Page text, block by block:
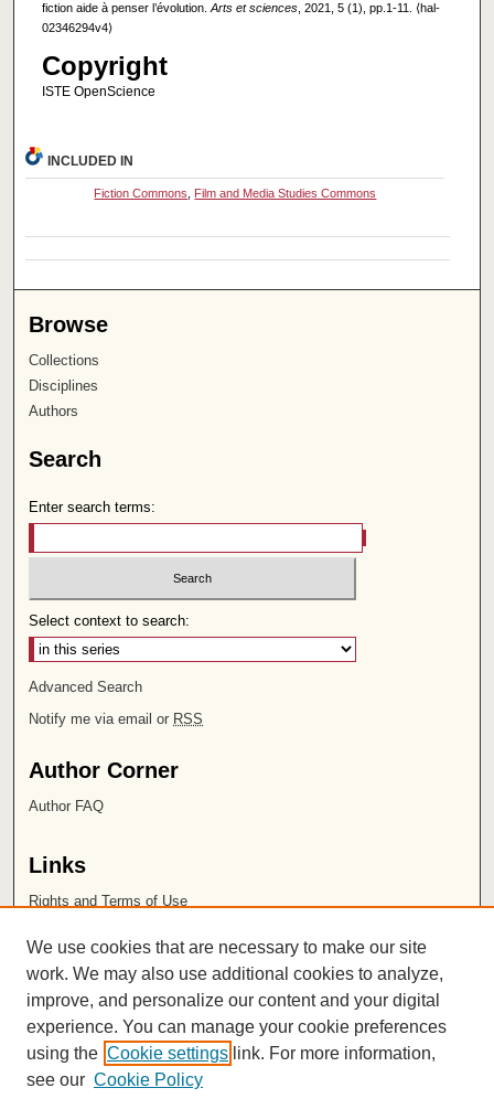
fiction aide à penser l’évolution. Arts et sciences, 2021, 5 (1), pp.1-11. ⟨hal-
02346294v4⟩
Copyright
ISTE OpenScience
INCLUDED IN
Fiction Commons, Film and Media Studies Commons
Browse
Collections
Disciplines
Authors
Search
Enter search terms:
Select context to search:
Advanced Search
Notify me via email or RSS
Author Corner
Author FAQ
Links
Rights and Terms of Use
Chapman University
ISSN 2572-1496
We use cookies that are necessary to make our site
work. We may also use additional cookies to analyze,
improve, and personalize our content and your digital
experience. You can manage your cookie preferences
using the Cookie settings link. For more information,
see our Cookie Policy